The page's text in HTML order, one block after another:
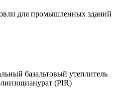
для промышленных зданий
базальтовый утеплитель
(PIR)